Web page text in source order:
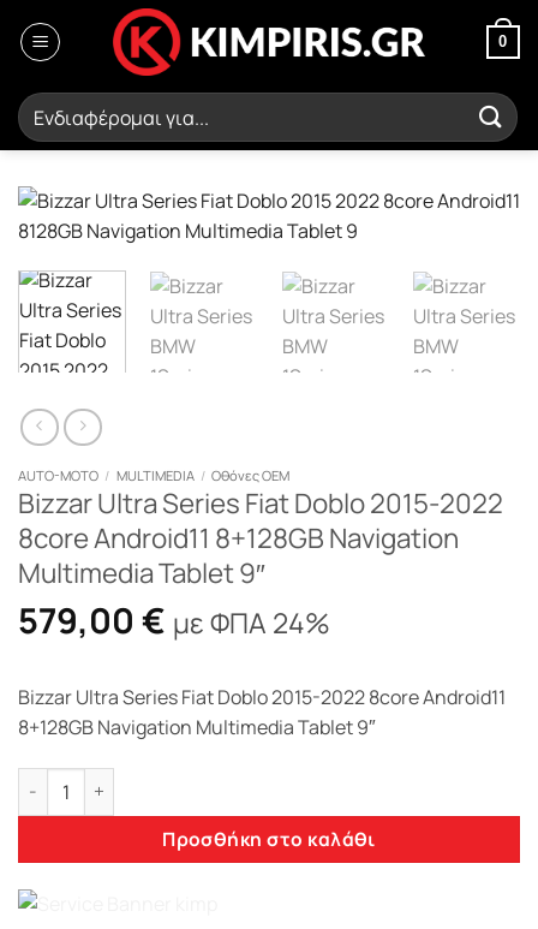
στο
0
Αναζήτηση
για:
AUTO-MOTO / MULTIMEDIA / Οθόνες OEM
Bizzar Ultra Series Fiat Doblo 2015-2022
8core Android11 8+128GB Navigation
Multimedia Tablet 9″
579,00 € με ΦΠΑ 24%
Bizzar Ultra Series Fiat Doblo 2015-2022 8core Android11
8+128GB Navigation Multimedia Tablet 9″
Bizzar Ultra Series Fiat Doblo 2015-2022 8core Android11
Προσθήκη στο καλάθι